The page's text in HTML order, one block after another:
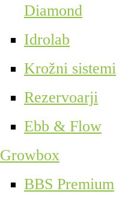
Diamond
Idrolab
Krožni sistemi
Rezervoarji
Ebb & Flow
Growbox
BBS Premium